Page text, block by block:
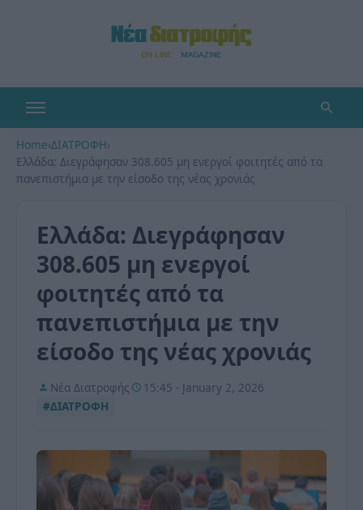
Home›ΔΙΑΤΡΟΦΗ›
Ελλάδα: Διεγράφησαν 308.605 μη ενεργοί φοιτητές από τα
πανεπιστήμια με την είσοδο της νέας χρονιάς
Ελλάδα: Διεγράφησαν
308.605 μη ενεργοί
φοιτητές από τα
πανεπιστήμια με την
είσοδο της νέας χρονιάς
Νέα Διατροφής
15:45 - January 2, 2026
#ΔΙΑΤΡΟΦΗ